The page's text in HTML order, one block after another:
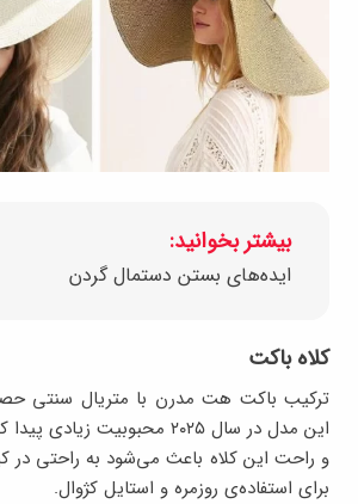
بیشتر بخوانید:
ایده‌های بستن دستمال گردن
کلاه باکت
ترکیب باکت هت مدرن با متریال سنتی
این مدل در سال ۲۰۲۵ محبوبیت
و راحت این کلاه باعث می‌شود به‌ راحتی در
برای استفاده‌ی روزمره و استایل کژوال.